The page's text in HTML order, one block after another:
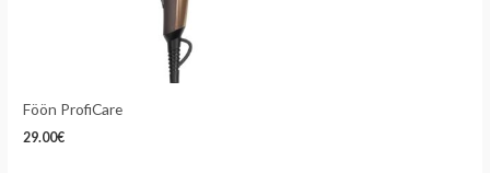
Föön ProfiCare
29.00€